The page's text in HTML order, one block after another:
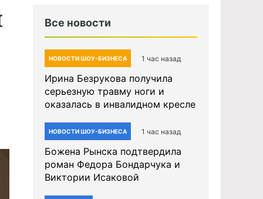
Все новости
НОВОСТИ ШОУ-БИЗНЕСА 1 час назад
Ирина Безрукова получила
серьезную травму ноги и
оказалась в инвалидном кресле
НОВОСТИ ШОУ-БИЗНЕСА 1 час назад
Божена Рынска подтвердила
роман Федора Бондарчука и
Виктории Исаковой